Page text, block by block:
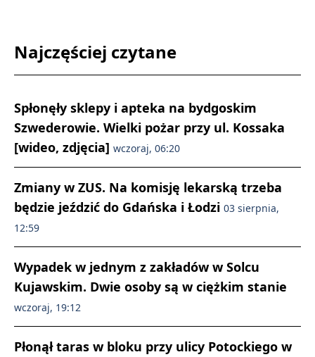
Najczęściej czytane
Spłonęły sklepy i apteka na bydgoskim
Szwederowie. Wielki pożar przy ul. Kossaka
[wideo, zdjęcia] wczoraj, 06:20
Zmiany w ZUS. Na komisję lekarską trzeba
będzie jeździć do Gdańska i Łodzi 03 sierpnia,
12:59
Wypadek w jednym z zakładów w Solcu
Kujawskim. Dwie osoby są w ciężkim stanie
wczoraj, 19:12
Płonął taras w bloku przy ulicy Potockiego w